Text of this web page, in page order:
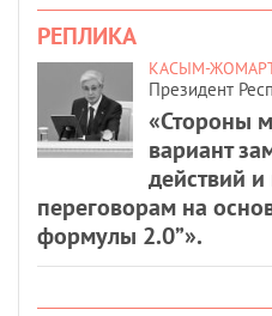
РЕПЛИКА
КАСЫМ-
Президент
«Стороны
вариант
действий
переговорам на
формулы 2.0”».